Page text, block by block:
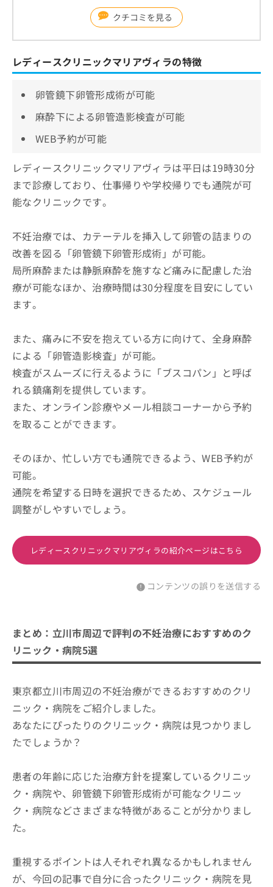
クチコミを見る
レディースクリニックマリアヴィラの特徴
卵管鏡下卵管形成術が可能
麻酔下による卵管造影検査が可能
WEB予約が可能
レディースクリニックマリアヴィラは平日は19時30分
まで診療しており、仕事帰りや学校帰りでも通院が可
能なクリニックです。
不妊治療では、カテーテルを挿入して卵管の詰まりの
改善を図る「卵管鏡下卵管形成術」が可能。
局所麻酔または静脈麻酔を施すなど痛みに配慮した治
療が可能なほか、治療時間は30分程度を目安にしてい
ます。
また、痛みに不安を抱えている方に向けて、全身麻酔
による「卵管造影検査」が可能。
検査がスムーズに行えるように「ブスコパン」と呼ば
れる鎮痛剤を提供しています。
また、オンライン診療やメール相談コーナーから予約
を取ることができます。
そのほか、忙しい方でも通院できるよう、WEB予約が
可能。
通院を希望する日時を選択できるため、スケジュール
調整がしやすいでしょう。
レディースクリニックマリアヴィラの紹介ページはこちら
コンテンツの誤りを送信する
まとめ：立川市周辺で評判の不妊治療におすすめのク
リニック・病院5選
東京都立川市周辺の不妊治療ができるおすすめのクリ
ニック・病院をご紹介しました。
あなたにぴったりのクリニック・病院は見つかりまし
たでしょうか？
患者の年齢に応じた治療方針を提案しているクリニッ
ク・病院や、卵管鏡下卵管形成術が可能なクリニッ
ク・病院などさまざまな特徴があることが分かりまし
た。
重視するポイントは人それぞれ異なるかもしれません
が、今回の記事で自分に合ったクリニック・病院を見